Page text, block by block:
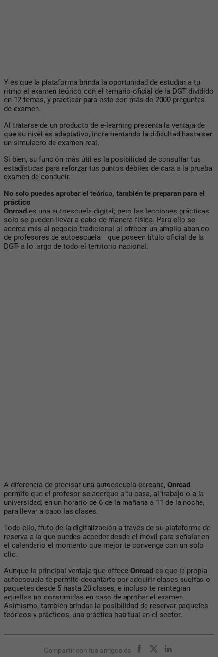
Y es que la plataforma brinda la oportunidad de estudiar a tu
ritmo el examen teórico con el temario oficial de la DGT dividido
en 12 temas, y practicar para este con más de 2000 preguntas
de examen.
Al tratarse de un producto de e-learning presenta la ventaja de
que su nivel es adaptativo, incrementando la dificultad hasta ser
un simulacro de examen real.
Si bien, su función más útil es la posibilidad de consultar tus
estadísticas para reforzar tus puntos débiles de cara a la prueba
examen de conducir.
No solo puedes aprobar el teórico, también te preparan para el
práctico
Onroad es una autoescuela digital; pero las lecciones prácticas
solo se pueden llevar a cabo de manera física. Para ello se
acerca más al negocio tradicional al ofrecer un amplio abanico
de profesores de autoescuela –que poseen título oficial de la
DGT- a lo largo de todo el territorio nacional.
A diferencia de precisar una autoescuela cercana, Onroad
permite que el profesor se acerque a tu casa, al trabajo o a la
universidad, en un horario de 6 de la mañana a 11 de la noche,
para llevar a cabo las clases.
Todo ello, fruto de la digitalización a través de su plataforma de
reserva a la que puedes acceder desde el móvil para señalar en
el calendario el momento que mejor te convenga con un solo
clic.
Aunque la principal ventaja que ofrece Onroad es que la propia
autoescuela te permite decantarte por adquirir clases sueltas o
paquetes desde 5 hasta 20 clases, e incluso te reintegran
aquellas no consumidas en caso de aprobar el examen.
Asimismo, también brindan la posibilidad de reservar paquetes
teóricos y prácticos, una práctica habitual en el sector.
Compartir con tus amigos de